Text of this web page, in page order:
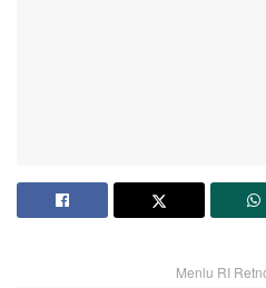
Menlu RI